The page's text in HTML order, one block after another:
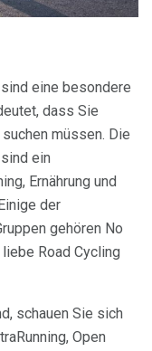
eine besondere
dass Sie
müssen. Die
ein
Ernährung und
der
gehören No
liebe Road Cycling
schauen Sie sich
Open